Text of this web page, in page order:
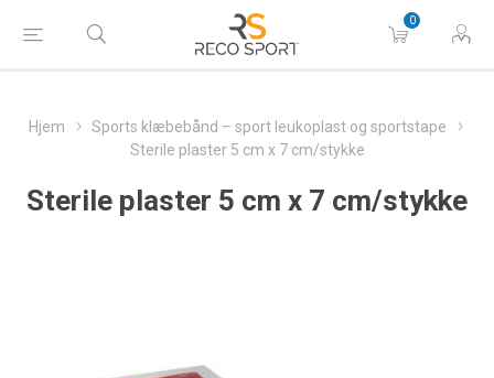
0
Hjem
Sports klæbebånd – sport leukoplast og sportstape
Sterile plaster 5 cm x 7 cm/stykke
Sterile plaster 5 cm x 7 cm/stykke